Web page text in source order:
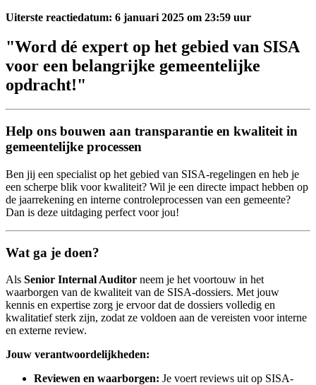
Uiterste reactiedatum: 6 januari 2025 om 23:59 uur
"Word dé expert op het gebied van SISA
voor een belangrijke gemeentelijke
opdracht!"
Help ons bouwen aan transparantie en kwaliteit in
gemeentelijke processen
Ben jij een specialist op het gebied van SISA-regelingen en heb je
een scherpe blik voor kwaliteit? Wil je een directe impact hebben op
de jaarrekening en interne controleprocessen van een gemeente?
Dan is deze uitdaging perfect voor jou!
Wat ga je doen?
Als Senior Internal Auditor neem je het voortouw in het
waarborgen van de kwaliteit van de SISA-dossiers. Met jouw
kennis en expertise zorg je ervoor dat de dossiers volledig en
kwalitatief sterk zijn, zodat ze voldoen aan de vereisten voor interne
en externe review.
Jouw verantwoordelijkheden:
Reviewen en waarborgen: Je voert reviews uit op SISA-